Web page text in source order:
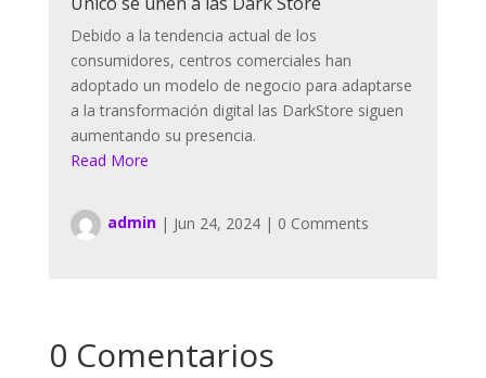
Debido a la tendencia actual de los
consumidores, centros comerciales han
adoptado un modelo de negocio para adaptarse
a la transformación digital las DarkStore siguen
aumentando su presencia.
Read More
admin| Jun 24, 2024| 0 Comments
0 Comentarios